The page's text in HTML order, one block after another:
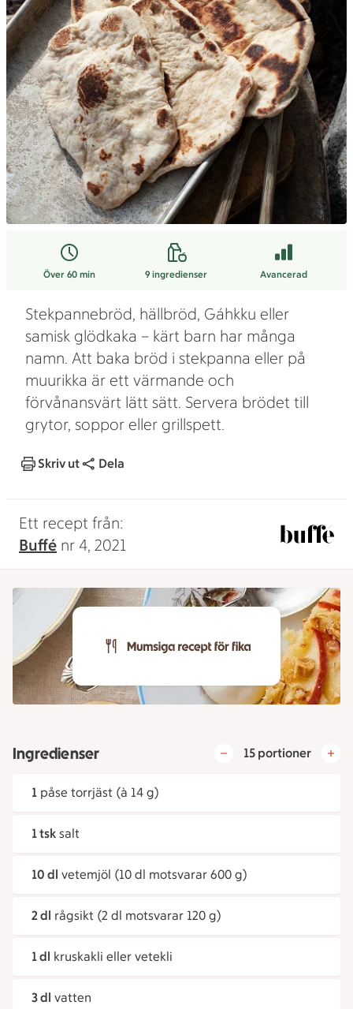
Över 60 min 9ingredienser Avancerad
Stekpannebröd, hällbröd, Gáhkku eller
samisk glödkaka – kärt barn har många
namn. Att baka bröd i stekpanna eller på
muurikka är ett värmande och
förvånansvärt lätt sätt. Servera brödet till
grytor, soppor eller grillspett.
Skriv ut Dela
Ett recept från:
Buffé nr 4, 2021
Ingredienser 15 portioner
1 påse torrjäst (à 14 g)
1 tsk salt
10 dl vetemjöl (10 dl motsvarar 600 g)
2 dl rågsikt (2 dl motsvarar 120 g)
1 dl kruskakli eller vetekli
3 dl vatten